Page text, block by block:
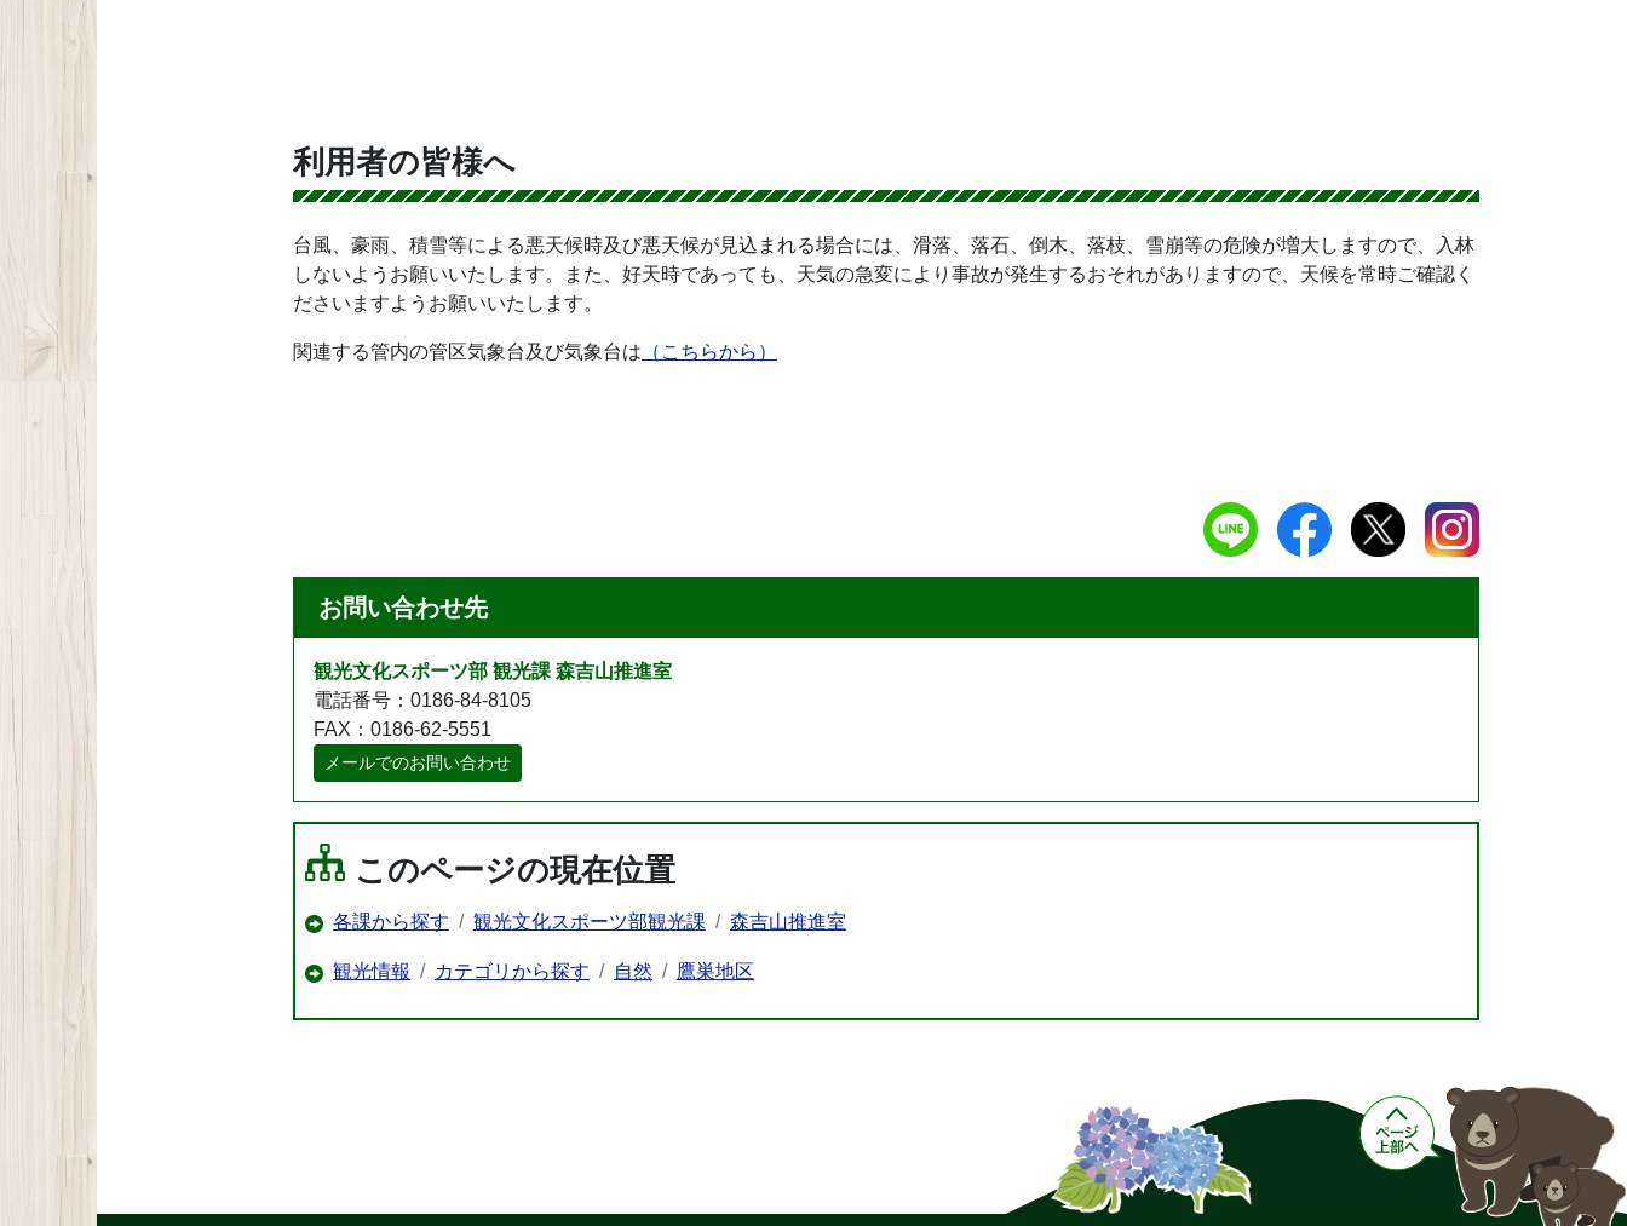
利用者の皆様へ
台風、豪雨、積雪等による悪天候時及び悪天候が見込まれる場合には、滑落、落石、倒木、落枝、雪崩等の危険が増大しますので、入林
しないようお願いいたします。また、好天時であっても、天気の急変により事故が発生するおそれがありますので、天候を常時ご確認く
ださいますようお願いいたします。
関連する管内の管区気象台及び気象台は （こちらから）
お問い合わせ先
観光文化スポーツ部 観光課 森吉山推進室
電話番号：0186-84-8105
FAX：0186-62-5551
メールでのお問い合わせ
このページの現在位置
各課から探す 観光文化スポーツ部観光課 森吉山推進室
観光情報 カテゴリから探す 自然 鷹巣地区